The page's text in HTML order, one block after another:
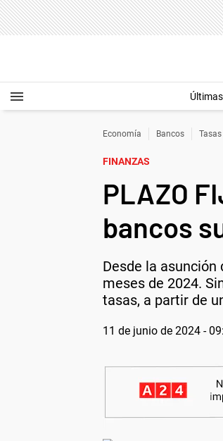
Economía Bancos Tasas
FINANZAS
PLAZO
bancos
Desde la
meses de 2024.
tasas, a partir de
11 de junio de 2024 -